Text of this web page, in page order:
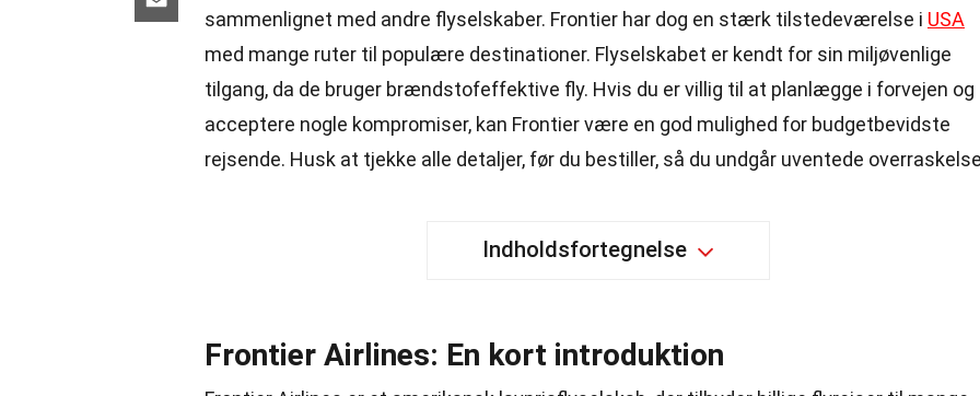
sammenlignet med andre flyselskaber. Frontier har dog en stærk tilstedeværelse i USA
med mange ruter til populære destinationer. Flyselskabet er kendt for sin miljøvenlige
tilgang, da de bruger brændstofeffektive fly. Hvis du er villig til at planlægge i forvejen og
acceptere nogle kompromiser, kan Frontier være en god mulighed for budgetbevidste
rejsende. Husk at tjekke alle detaljer, før du bestiller, så du undgår uventede
Indholdsfortegnelse
Frontier Airlines: En kort introduktion